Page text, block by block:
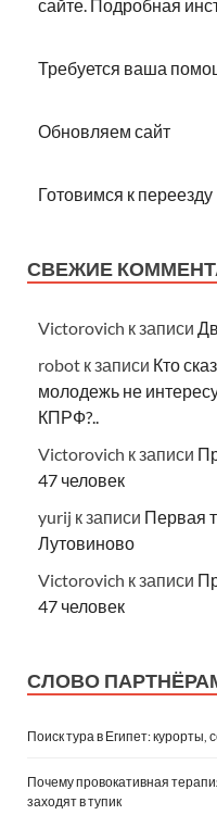
сайте. Подробная
Требуется ваша
Обновляем сайт
Готовимся к переезду
СВЕЖИЕ
Victorovich к записи
robot к записи Кто
молодежь не
КПРФ?..
Victorovich к записи
47 человек
yurij к записи Первая
Лутовиново
Victorovich к записи
47 человек
СЛОВО
Поиск тура в Египет: курорты,
Почему провокативная
заходят в тупик